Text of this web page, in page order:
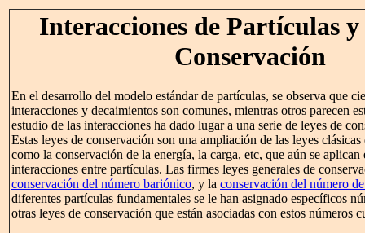
Interacciones de Partículas y
Conservación
En el desarrollo del modelo estándar de partículas, se observa que
interacciones y decaimientos son comunes, mientras otros parecen
estudio de las interacciones ha dado lugar a una serie de leyes de
Estas leyes de conservación son una ampliación de las leyes
como la conservación de la energía, la carga, etc, que aún se aplican
interacciones entre partículas. Las firmes leyes generales de
conservación del número bariónico, y la conservación del número
diferentes partículas fundamentales se le han asignado específicos
otras leyes de conservación que están asociadas con estos números